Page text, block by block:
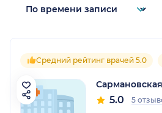
Средний рейтинг врачей 5.0
5.0 5